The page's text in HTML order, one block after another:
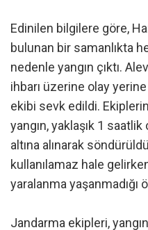
Edinilen bilgilere göre,
bulunan bir samanlıkta
nedenle yangın çıktı.
ihbarı üzerine olay
ekibi sevk edildi.
yangın, yaklaşık 1 saatlik
altına alınarak
kullanılamaz hale
yaralanma yaşanmadığı
Jandarma ekipleri,